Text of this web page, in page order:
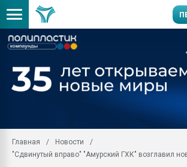
Главная
Новости
"Сдвинутый вправо" "Амурский ГХК" возглавил